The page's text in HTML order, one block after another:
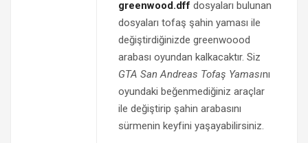
greenwood.dff dosyaları bulunan
dosyaları tofaş şahin yaması ile
değiştirdiğinizde greenwoood
arabası oyundan kalkacaktır. Siz
GTA San Andreas Tofaş Yamasını
oyundaki beğenmediğiniz araçlar
ile değiştirip şahin arabasını
sürmenin keyfini yaşayabilirsiniz.